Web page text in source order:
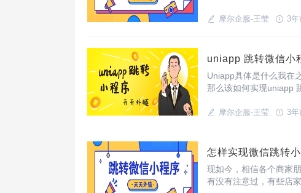
摩尔企服-王莹 3年
uniapp 跳转微信小
Uniapp具体是什么我在
那么该如何实现uniapp
摩尔企服-王莹 3年
怎样实现微信跳转
现如今，相信各个商家
有没有注意过，有些店